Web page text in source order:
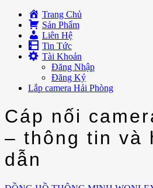
Trang Chủ
Sản Phẩm
Liên Hệ
Tin Tức
Tài Khoản
Đăng Nhập
Đăng Ký
Lắp camera Hải Phòng
Cáp nối
– thông tin và
dẫn